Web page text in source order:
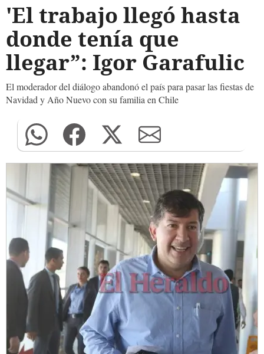
'El trabajo llegó hasta
donde tenía que
llegar”: Igor Garafulic
El moderador del diálogo abandonó el país para pasar las fiestas de
Navidad y Año Nuevo con su familia en Chile